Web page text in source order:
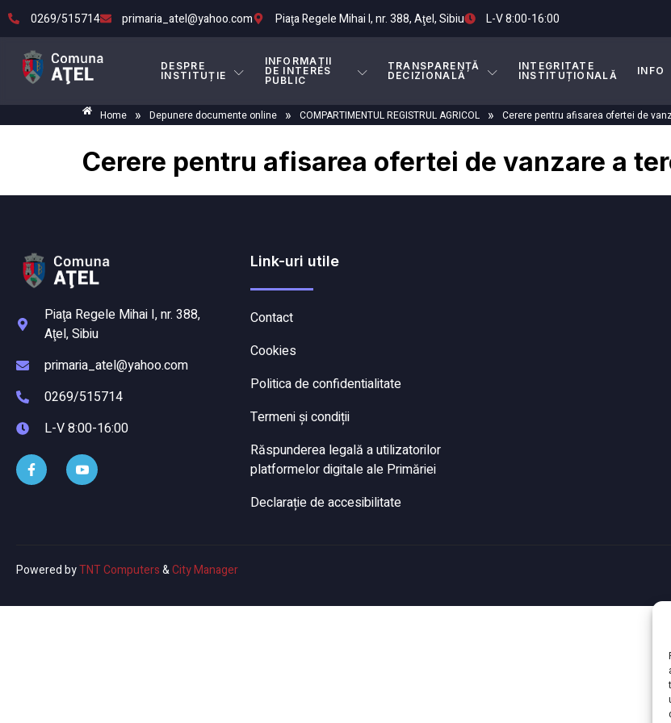
0269/515714 primaria_atel@yahoo.com Piaţa Regele Mihai I, nr. 388, Aţel, Sibiu L-V 8:00-16:00
DESPRE
INSTITUȚIE
INFORMAȚII
DE INTERES
PUBLIC
TRANSPARENȚĂ
DECIZIONALĂ
INTEGRITATE
INSTITUȚIONALĂ
INFO
Home » Depunere documente online » COMPARTIMENTUL REGISTRUL AGRICOL » Cerere pentru afisarea ofertei de
Cerere pentru afisarea ofertei de vanzare a
Piaţa Regele Mihai I, nr. 388,
Aţel, Sibiu
primaria_atel@yahoo.com
0269/515714
L-V 8:00-16:00
Link-uri utile
Contact
Cookies
Politica de confidentialitate
Termeni și condiții
Răspunderea legală a utilizatorilor
platformelor digitale ale Primăriei
Declarație de accesibilitate
Powered byTNT Computers&City Manager